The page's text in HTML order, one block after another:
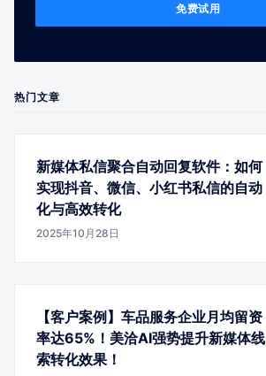
免费试用
热门文章
新媒体私信聚合自动回复软件：如何
实现抖音、微信、小红书私信的自动
化与高效转化
2025年10月28日
【客户案例】车品服务企业月均留资
率达65%！美洽AI强势提升新媒体线
索转化效果！